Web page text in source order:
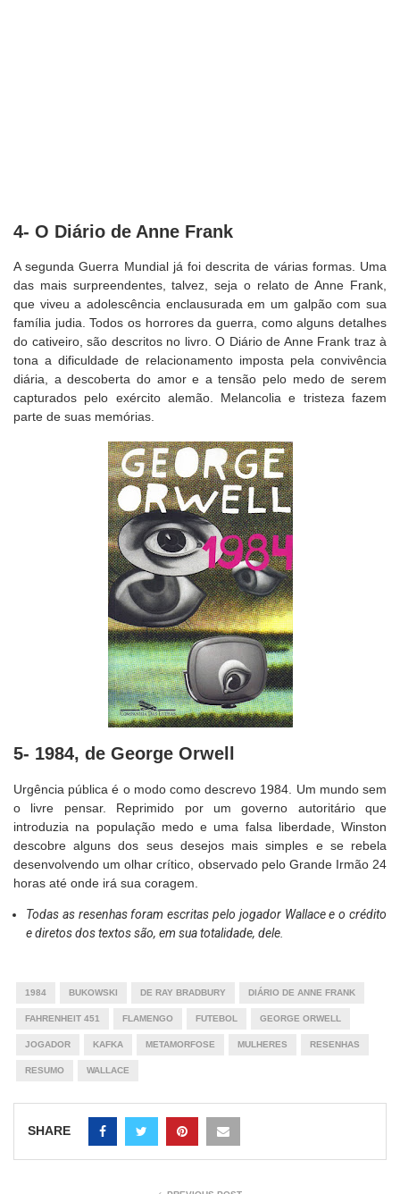
4- O Diário de Anne Frank
A segunda Guerra Mundial já foi descrita de várias formas. Uma
das mais surpreendentes, talvez, seja o relato de Anne Frank,
que viveu a adolescência enclausurada em um galpão com sua
família judia. Todos os horrores da guerra, como alguns detalhes
do cativeiro, são descritos no livro. O Diário de Anne Frank traz à
tona a dificuldade de relacionamento imposta pela convivência
diária, a descoberta do amor e a tensão pelo medo de serem
capturados pelo exército alemão. Melancolia e tristeza fazem
parte de suas memórias.
5- 1984, de George Orwell
Urgência pública é o modo como descrevo 1984. Um mundo sem
o livre pensar. Reprimido por um governo autoritário que
introduzia na população medo e uma falsa liberdade, Winston
descobre alguns dos seus desejos mais simples e se rebela
desenvolvendo um olhar crítico, observado pelo Grande Irmão 24
horas até onde irá sua coragem.
Todas as resenhas foram escritas pelo jogador Wallace e o crédito
e diretos dos textos são, em sua totalidade, dele.
1984 BUKOWSKI DE RAY BRADBURY DIÁRIO DE ANNE FRANK
FAHRENHEIT 451 FLAMENGO FUTEBOL GEORGE ORWELL
JOGADOR KAFKA METAMORFOSE MULHERES RESENHAS
RESUMO WALLACE
SHARE